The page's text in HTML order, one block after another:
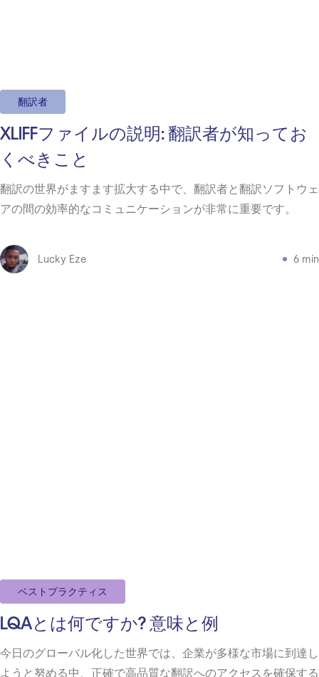
翻訳者
XLIFFファイルの説明: 翻訳者が知ってお
くべきこと
翻訳の世界がますます拡大する中で、翻訳者と翻訳ソフトウェ
アの間の効率的なコミュニケーションが非常に重要です。
Lucky Eze 6 min
ベストプラクティス
LQAとは何ですか? 意味と例
今日のグローバル化した世界では、企業が多様な市場に到達し
ようと努める中、正確で高品質な翻訳へのアクセスを確保する